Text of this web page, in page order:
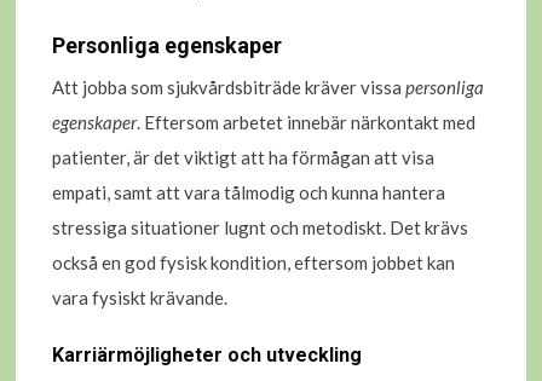
Personliga egenskaper
Att jobba som sjukvårdsbiträde kräver vissapersonliga
egenskaper. Eftersom arbetet innebär närkontakt med
patienter, är det viktigt att ha förmågan att visa
empati, samt att vara tålmodig och kunna hantera
stressiga situationer lugnt och metodiskt. Det krävs
också en god fysisk kondition, eftersom jobbet kan
vara fysiskt krävande.
Karriärmöjligheter och utveckling